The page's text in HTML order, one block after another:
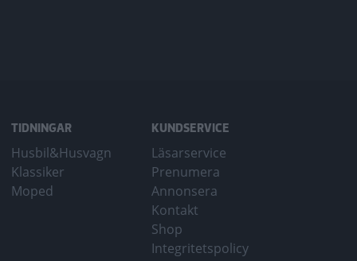
TIDNINGAR
Husbil&Husvagn
Klassiker
Moped
KUNDSERVICE
Läsarservice
Prenumera
Annonsera
Kontakt
Shop
Integritetspolicy